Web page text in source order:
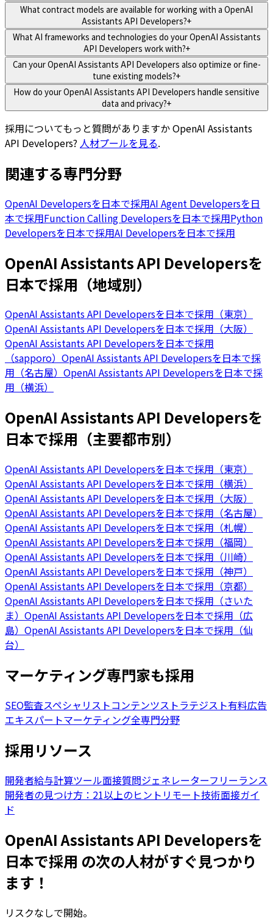
What contract models are available for working with a OpenAI
Assistants API Developers?+
What AI frameworks and technologies do your OpenAI Assistants
API Developers work with?+
Can your OpenAI Assistants API Developers also optimize or fine-
tune existing models?+
How do your OpenAI Assistants API Developers handle sensitive
data and privacy?+
採用についてもっと質問がありますかOpenAI Assistants
API Developers? 人材プールを見る.
関連する専門分野
OpenAI Developersを日本で採用AI Agent Developersを日
本で採用Function Calling Developersを日本で採用Python
Developersを日本で採用AI Developersを日本で採用
OpenAI Assistants API Developersを
日本で採用（地域別）
OpenAI Assistants API Developersを日本で採用（東京）
OpenAI Assistants API Developersを日本で採用（大阪）
OpenAI Assistants API Developersを日本で採用
（sapporo） OpenAI Assistants API Developersを日本で採
用（名古屋） OpenAI Assistants API Developersを日本で採
用（横浜）
OpenAI Assistants API Developersを
日本で採用（主要都市別）
OpenAI Assistants API Developersを日本で採用（東京）
OpenAI Assistants API Developersを日本で採用（横浜）
OpenAI Assistants API Developersを日本で採用（大阪）
OpenAI Assistants API Developersを日本で採用（名古屋）
OpenAI Assistants API Developersを日本で採用（札幌）
OpenAI Assistants API Developersを日本で採用（福岡）
OpenAI Assistants API Developersを日本で採用（川崎）
OpenAI Assistants API Developersを日本で採用（神戸）
OpenAI Assistants API Developersを日本で採用（京都）
OpenAI Assistants API Developersを日本で採用（さいた
ま） OpenAI Assistants API Developersを日本で採用（広
島） OpenAI Assistants API Developersを日本で採用（仙
台）
マーケティング専門家も採用
SEO監査スペシャリストコンテンツストラテジスト有料広告
エキスパートマーケティング全専門分野
採用リソース
開発者給与計算ツール面接質問ジェネレーターフリーランス
開発者の見つけ方：21以上のヒント リモート技術面接ガイ
ド
OpenAI Assistants API Developersを
日本で採用 の次の人材がすぐ見つかり
ます！
リスクなしで開始。